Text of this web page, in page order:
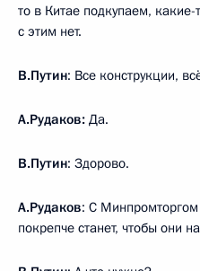
то в Китае подкупаем,
с этим нет.
В.Путин: Все конструкции,
А.Рудаков: Да.
В.Путин: Здорово.
А.Рудаков: С
покрепче станет, чтобы они